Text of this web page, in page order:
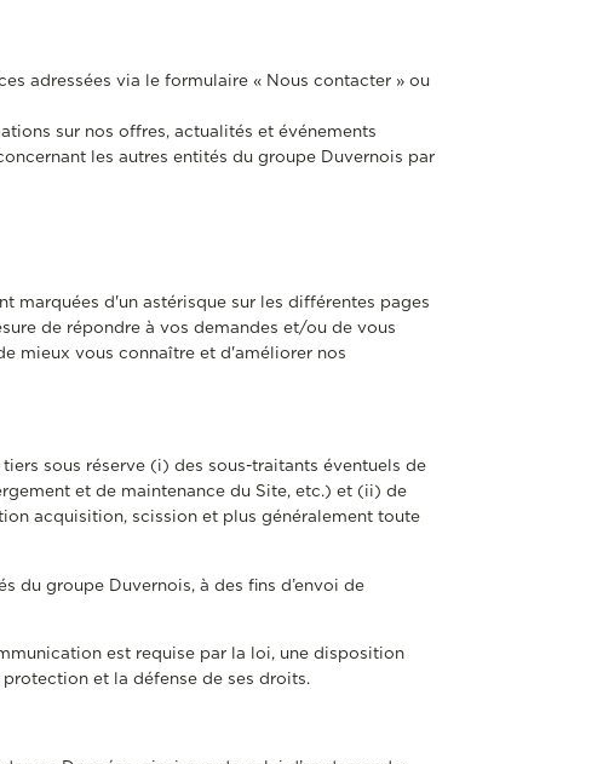
adressées via le formulaire « Nous contacter » ou
sur nos offres, actualités et événements
les autres entités du groupe Duvernois par
marquées d'un astérisque sur les différentes pages
de répondre à vos demandes et/ou de vous
mieux vous connaître et d'améliorer nos
sous réserve (i) des sous-traitants éventuels de
et de maintenance du Site, etc.) et (ii) de
acquisition, scission et plus généralement toute
du groupe Duvernois, à des fins d’envoi de
est requise par la loi, une disposition
et la défense de ses droits.